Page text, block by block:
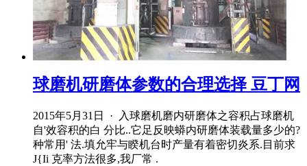
球磨机研磨体参数的合理选择 豆丁网
2015年5月31日 · 入球磨机磨内研磨体之容积占球磨机
自'效容积的白 分比..它足反映蟒内研磨体装载量多少的?
种常用' 法.填允牢与睽机台时产量有着密切炎系.目前求
J{Ii 克率方法很多,我厂常 .